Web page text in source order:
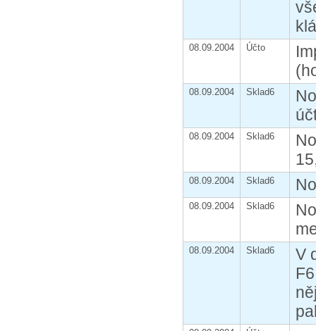
08.09.2004 Účto
08.09.2004 Sklad6
08.09.2004 Sklad6
08.09.2004 Sklad6
08.09.2004 Sklad6
08.09.2004 Sklad6
V